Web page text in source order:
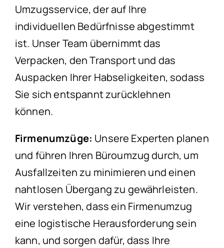
Umzugsservice, der auf Ihre
individuellen Bedürfnisse abgestimmt
ist. Unser Team übernimmt das
Verpacken, den Transport und das
Auspacken Ihrer Habseligkeiten, sodass
Sie sich entspannt zurücklehnen
können.
Firmenumzüge: Unsere Experten planen
und führen Ihren Büroumzug durch, um
Ausfallzeiten zu minimieren und einen
nahtlosen Übergang zu gewährleisten.
Wir verstehen, dass ein Firmenumzug
eine logistische Herausforderung sein
kann, und sorgen dafür, dass Ihre